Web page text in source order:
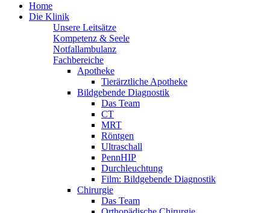
Home
Die Klinik
Unsere Leitsätze
Kompetenz & Seele
Notfallambulanz
Fachbereiche
Apotheke
Tierärztliche Apotheke
Bildgebende Diagnostik
Das Team
CT
MRT
Röntgen
Ultraschall
PennHIP
Durchleuchtung
Film: Bildgebende Diagnostik
Chirurgie
Das Team